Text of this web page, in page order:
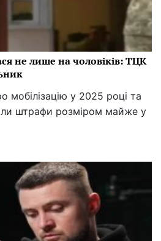
не лише на чоловіків: ТЦК
у 2025 році та
штрафи розміром майже у